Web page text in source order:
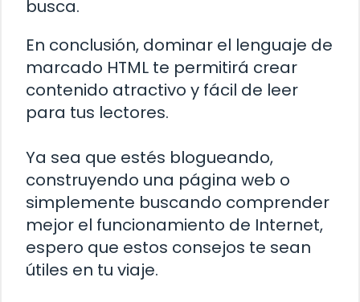
busca.
En conclusión, dominar el lenguaje de
marcado HTML te permitirá crear
contenido atractivo y fácil de leer
para tus lectores.
Ya sea que estés blogueando,
construyendo una página web o
simplemente buscando comprender
mejor el funcionamiento de Internet,
espero que estos consejos te sean
útiles en tu viaje.